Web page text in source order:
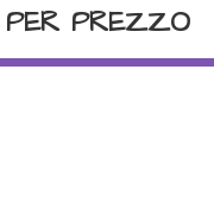
PREZZO